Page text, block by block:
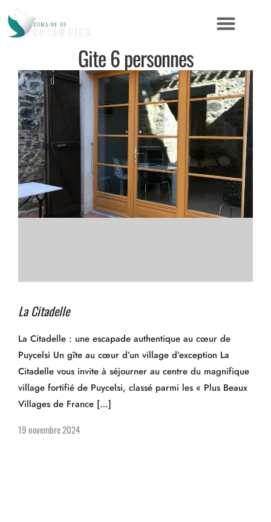
Gite 6 personnes
La Citadelle
La Citadelle : une escapade authentique au cœur de
Puycelsi Un gîte au cœur d’un village d’exception La
Citadelle vous invite à séjourner au centre du magnifique
village fortifié de Puycelsi, classé parmi les « Plus Beaux
Villages de France […]
19 novembre 2024